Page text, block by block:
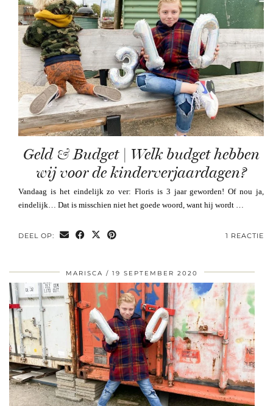
Geld & Budget | Welk budget hebben
wij voor de kinderverjaardagen?
Vandaag is het eindelijk zo ver: Floris is 3 jaar geworden! Of nou ja,
eindelijk… Dat is misschien niet het goede woord, want hij wordt …
DEEL OP: 1 REACTIE
MARISCA 19 SEPTEMBER 2020